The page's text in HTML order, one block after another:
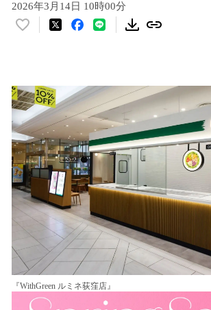
2026年3月14日 10時00分
い
数
を
読
み
込
み
中
で
す
『WithGreen ルミネ荻窪店』